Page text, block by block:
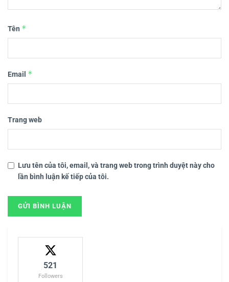
Tên *
Email *
Trang web
Lưu tên của tôi, email, và trang web trong trình duyệt này cho
lần bình luận kế tiếp của tôi.
521
Followers